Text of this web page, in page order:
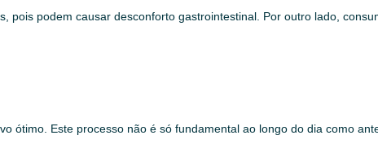
pois podem causar desconforto gastrointestinal. Por outro lado,
ótimo. Este processo não é só fundamental ao longo do dia como